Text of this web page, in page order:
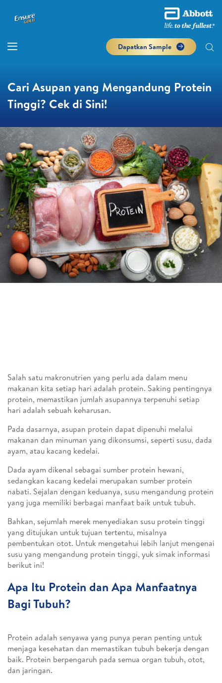
Dapatkan Sample
Cari Asupan yang Mengandung Protein
Tinggi? Cek di Sini!
Salah satu makronutrien yang perlu ada dalam menu
makanan kita setiap hari adalah protein. Saking pentingnya
protein, memastikan jumlah asupannya terpenuhi setiap
hari adalah sebuah keharusan.
Pada dasarnya, asupan protein dapat dipenuhi melalui
makanan dan minuman yang dikonsumsi, seperti susu, dada
ayam, atau kacang kedelai.
Dada ayam dikenal sebagai sumber protein hewani,
sedangkan kacang kedelai merupakan sumber protein
nabati. Sejalan dengan keduanya, susu mengandung protein
yang juga memiliki berbagai manfaat baik untuk tubuh.
Bahkan, sejumlah merek menyediakan susu protein tinggi
yang ditujukan untuk tujuan tertentu, misalnya
pembentukan otot. Untuk mengetahui lebih lanjut mengenai
susu yang mengandung protein tinggi, yuk simak informasi
berikut ini!
Apa Itu Protein dan Apa Manfaatnya
Bagi Tubuh?
Protein adalah senyawa yang punya peran penting untuk
menjaga kesehatan dan memastikan tubuh bekerja dengan
baik. Protein berpengaruh pada semua organ tubuh, otot,
dan jaringan.